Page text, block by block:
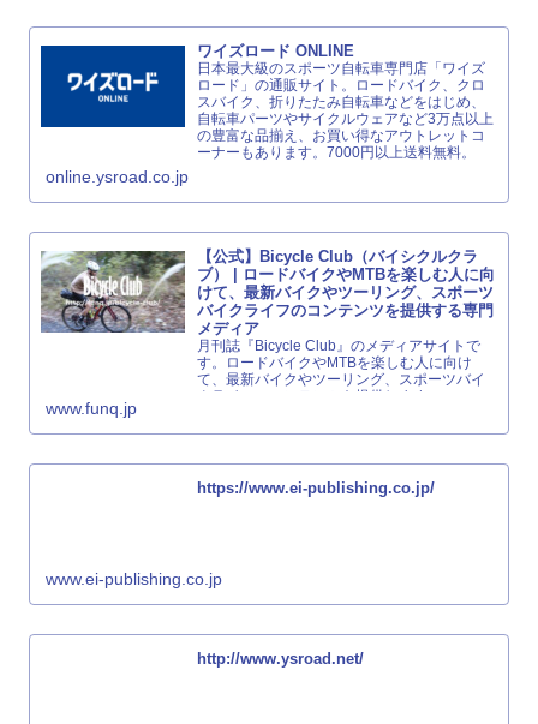
ワイズロード ONLINE
日本最大級のスポーツ自転車専門店「ワイズ
ロード」の通販サイト。ロードバイク、クロ
スバイク、折りたたみ自転車などをはじめ、
自転車パーツやサイクルウェアなど3万点以上
の豊富な品揃え、お買い得なアウトレットコ
ーナーもあります。7000円以上送料無料。
online.ysroad.co.jp
【公式】Bicycle Club（バイシクルクラ
ブ） | ロードバイクやMTBを楽しむ人に向
けて、最新バイクやツーリング、スポーツ
バイクライフのコンテンツを提供する専門
メディア
月刊誌『Bicycle Club』のメディアサイトで
す。ロードバイクやMTBを楽しむ人に向け
て、最新バイクやツーリング、スポーツバイ
クライフのコンテンツを提供します。
www.funq.jp
https://www.ei-publishing.co.jp/
www.ei-publishing.co.jp
http://www.ysroad.net/